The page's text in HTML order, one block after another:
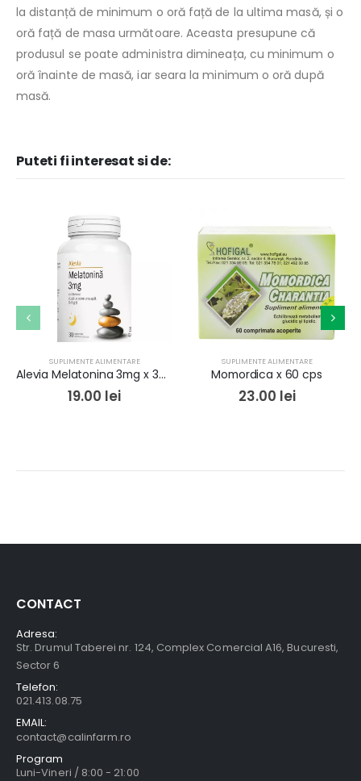
la distanță de minimum o oră față de la ultima masă, și o
oră față de masa următoare. Aceasta presupune că
produsul se poate administra dimineața, cu minimum o
oră înainte de masă, iar seara la minimum o oră după
masă.
Puteti fi interesat si de:
SUPLIMENTE ALIMENTARE
Alevia Melatonina 3mg x 30cps
19.00 lei
SUPLIMENTE ALIMENTARE
Momordica x 60 cps
23.00 lei
CONTACT
Adresa:
Str. Drumul Taberei nr. 124, Complex Comercial A16, Bucuresti,
Sector 6
Telefon:
021.413.08.75
EMAIL:
contact@calinfarm.ro
Program
Luni-Vineri / 8:00 - 21:00